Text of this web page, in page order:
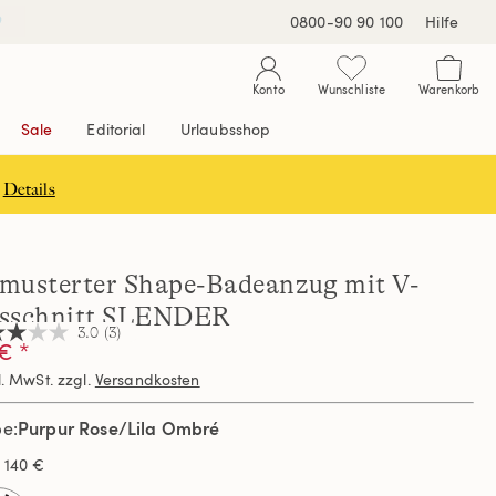
0800-90 90 100 Hilfe
Konto Wunschliste Warenkorb
Sale Editorial Urlaubsshop
Details
Shape-Badeanzug mit V-
SLENDER
3.0 (3)
*
MwSt. zzgl. Versandkosten
Purpur Rose/Lila Ombré
140 €